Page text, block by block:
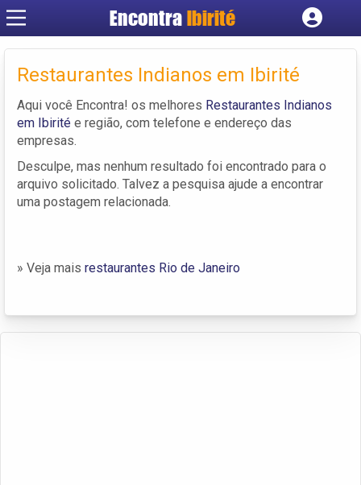
EncontraIbirité
Cadastrar empresa
Criar conta
Restaurantes Indianos em Ibirité
Aqui você Encontra! os melhores Restaurantes Indianos
em Ibirité e região, com telefone e endereço das
empresas.
Desculpe, mas nenhum resultado foi encontrado para o
arquivo solicitado. Talvez a pesquisa ajude a encontrar
uma postagem relacionada.
» Veja mais restaurantes Rio de Janeiro